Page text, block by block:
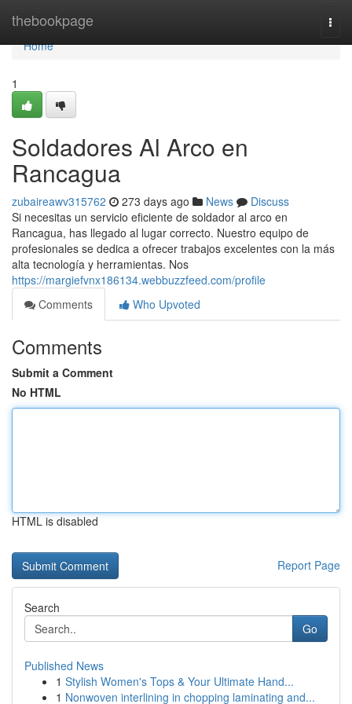
thebookpage
Home
Home
1
Soldadores Al Arco en
Rancagua
zubaireawv315762 273 days ago News
Discuss
Si necesitas un servicio eficiente de soldador al arco en
Rancagua, has llegado al lugar correcto. Nuestro equipo de
profesionales se dedica a ofrecer trabajos excelentes con la más
alta tecnología y herramientas. Nos
https://margiefvnx186134.webbuzzfeed.com/profile
Comments
Who Upvoted
Comments
Submit a Comment
No HTML
HTML is disabled
Report Page
Search
Go
Published News
1 Stylish Women's Tops & Your Ultimate Hand...
1 Nonwoven interlining in chopping laminating and...